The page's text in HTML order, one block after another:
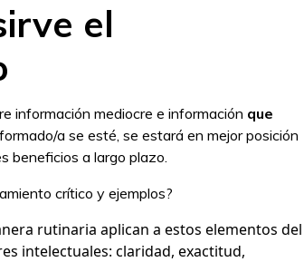
el
información mediocre e información que
a se esté, se estará en mejor posición
beneficios a largo plazo.
crítico y ejemplos?
rutinaria aplican a estos elementos del
intelectuales: claridad, exactitud,